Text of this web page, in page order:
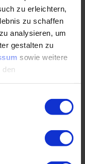
zu erleichtern,
zu schaffen
analysieren, um
gestalten zu
sowie weitere
und
H2S… Wann ist
u.a.